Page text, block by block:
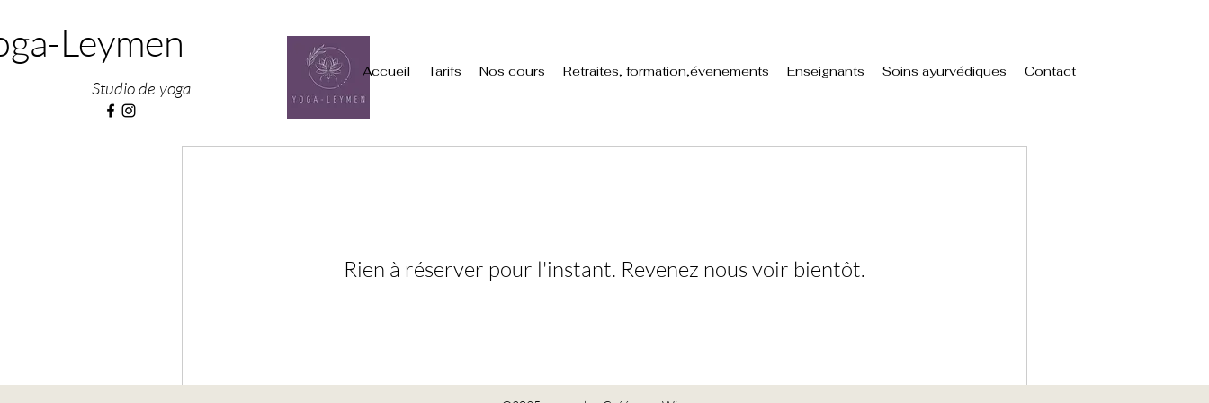
Studio de yoga
Leymen
Accueil Tarifs Nos cours Retraites, formation,évenements Enseignants Soins ayurvédiques Contact
Rien à réserver pour l'instant. Revenez nous voir bientôt.